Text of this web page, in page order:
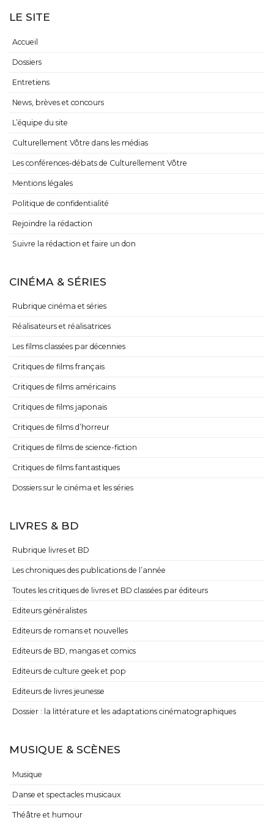
LE SITE
Accueil
Dossiers
Entretiens
News, brèves et concours
L’équipe du site
Culturellement Vôtre dans les médias
Les conférences-débats de Culturellement Vôtre
Mentions légales
Politique de confidentialité
Rejoindre la rédaction
Suivre la rédaction et faire un don
CINÉMA & SÉRIES
Rubrique cinéma et séries
Réalisateurs et réalisatrices
Les films classées par décennies
Critiques de films français
Critiques de films américains
Critiques de films japonais
Critiques de films d’horreur
Critiques de films de science-fiction
Critiques de films fantastiques
Dossiers sur le cinéma et les séries
LIVRES & BD
Rubrique livres et BD
Les chroniques des publications de l’année
Toutes les critiques de livres et BD classées par éditeurs
Editeurs généralistes
Editeurs de romans et nouvelles
Editeurs de BD, mangas et comics
Editeurs de culture geek et pop
Editeurs de livres jeunesse
Dossier : la littérature et les adaptations cinématographiques
MUSIQUE & SCÈNES
Musique
Danse et spectacles musicaux
Théâtre et humour